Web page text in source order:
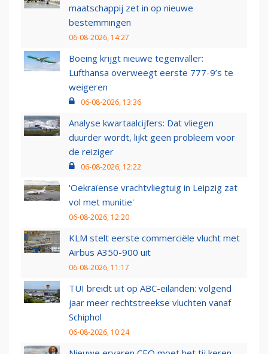
maatschappij zet in op nieuwe
bestemmingen
06-08-2026, 14:27
Boeing krijgt nieuwe tegenvaller:
Lufthansa overweegt eerste 777-9’s te
weigeren
06-08-2026, 13:36
Analyse kwartaalcijfers: Dat vliegen
duurder wordt, lijkt geen probleem voor
de reiziger
06-08-2026, 12:22
'Oekraïense vrachtvliegtuig in Leipzig zat
vol met munitie'
06-08-2026, 12:20
KLM stelt eerste commerciële vlucht met
Airbus A350-900 uit
06-08-2026, 11:17
TUI breidt uit op ABC-eilanden: volgend
jaar meer rechtstreekse vluchten vanaf
Schiphol
06-08-2026, 10:24